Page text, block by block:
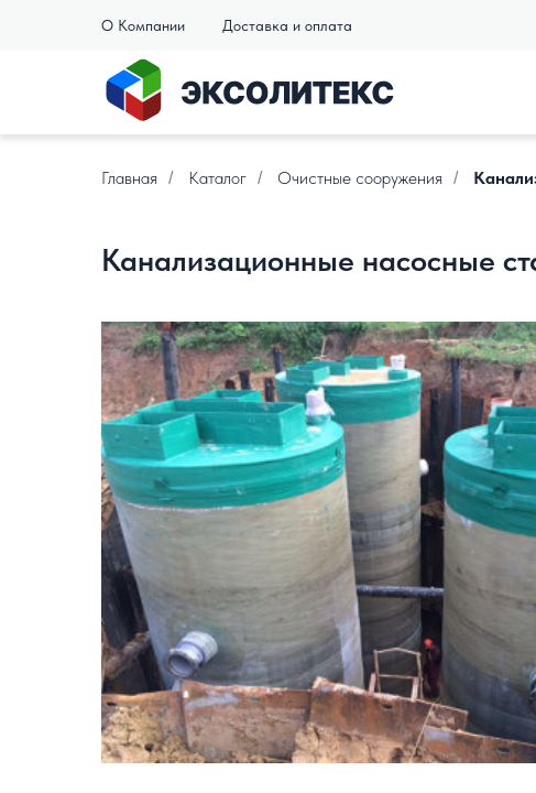
О Компании Доставка и оплата
Главная / Каталог / Очистные сооружения /
Канализационные насосные